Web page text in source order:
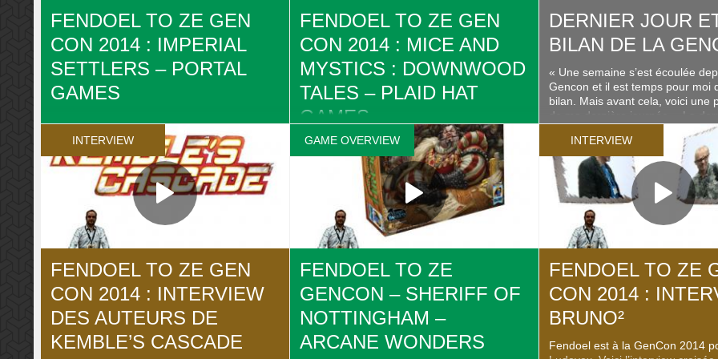
FENDOEL TO ZE GEN
CON 2014 : IMPERIAL
SETTLERS – PORTAL
GAMES
Ludovox. Voici la présentation de Imperial
Settlers de Portal Games. Retrouvez les
infos complètes, news et articles sur la fiche
de jeu sur Ludovox :
http://ludovox.fr/lejeu/imperial-settlers-7051/
FENDOEL TO ZE GEN
CON 2014 : MICE AND
MYSTICS : DOWNWOOD
TALES – PLAID HAT
GAMES
Fendoel est à la GenCon 2014 pour
Ludovox. Voici la présentation de l’extension
Downwood Tales pour Mice and Mystics de
Plaid Hat Games. Retrouvez les infos
complètes, news et articles sur la fiche de
jeu sur Ludovox : http://ludovox.fr/lejeu/mice-
and-mystics-downwood-tales/
DERNIER JOUR
BILAN DE LA
« Une semaine s’est écoulée
Gencon et il est temps pour moi
bilan. Mais avant cela, voici une
de ma dernière journée… La
journée : La parade Ma dernière
Gencon fut un peu
manque de sommeil je me suis
tard ..
INTERVIEW
FENDOEL TO ZE GEN
CON 2014 : INTERVIEW
DES AUTEURS DE
KEMBLE’S CASCADE
GAME OVERVIEW
FENDOEL TO ZE
GENCON – SHERIFF OF
NOTTINGHAM –
ARCANE WONDERS
INTERVIEW
FENDOEL TO ZE
CON 2014 :
BRUNO²
Fendoel est à la GenCon 2014